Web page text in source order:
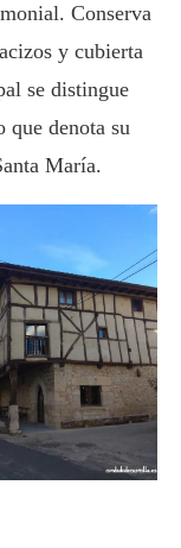
Conserva
y cubierta
se distingue
que denota su
María.